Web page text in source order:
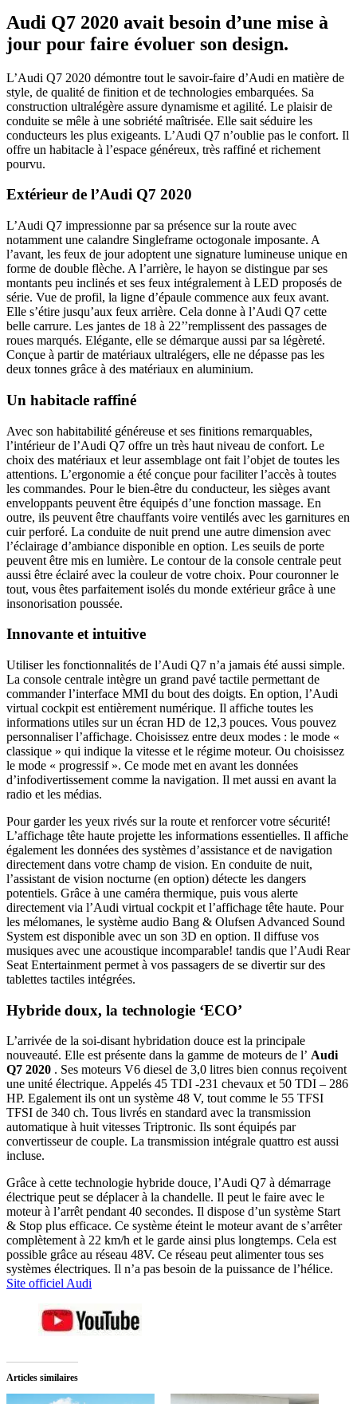
Audi Q7 2020 avait besoin d’une mise à
jour pour faire évoluer son design.
L’Audi Q7 2020 démontre tout le savoir-faire d’Audi en matière de
style, de qualité de finition et de technologies embarquées. Sa
construction ultralégère assure dynamisme et agilité. Le plaisir de
conduite se mêle à une sobriété maîtrisée. Elle sait séduire les
conducteurs les plus exigeants. L’Audi Q7 n’oublie pas le confort. Il
offre un habitacle à l’espace généreux, très raffiné et richement
pourvu.
Extérieur de l’Audi Q7 2020
L’Audi Q7 impressionne par sa présence sur la route avec
notamment une calandre Singleframe octogonale imposante. A
l’avant, les feux de jour adoptent une signature lumineuse unique en
forme de double flèche. A l’arrière, le hayon se distingue par ses
montants peu inclinés et ses feux intégralement à LED proposés de
série. Vue de profil, la ligne d’épaule commence aux feux avant.
Elle s’étire jusqu’aux feux arrière. Cela donne à l’Audi Q7 cette
belle carrure. Les jantes de 18 à 22’’remplissent des passages de
roues marqués. Elégante, elle se démarque aussi par sa légèreté.
Conçue à partir de matériaux ultralégers, elle ne dépasse pas les
deux tonnes grâce à des matériaux en aluminium.
Un habitacle raffiné
Avec son habitabilité généreuse et ses finitions remarquables,
l’intérieur de l’Audi Q7 offre un très haut niveau de confort. Le
choix des matériaux et leur assemblage ont fait l’objet de toutes les
attentions. L’ergonomie a été conçue pour faciliter l’accès à toutes
les commandes. Pour le bien-être du conducteur, les sièges avant
enveloppants peuvent être équipés d’une fonction massage. En
outre, ils peuvent être chauffants voire ventilés avec les garnitures en
cuir perforé. La conduite de nuit prend une autre dimension avec
l’éclairage d’ambiance disponible en option. Les seuils de porte
peuvent être mis en lumière. Le contour de la console centrale peut
aussi être éclairé avec la couleur de votre choix. Pour couronner le
tout, vous êtes parfaitement isolés du monde extérieur grâce à une
insonorisation poussée.
Innovante et intuitive
Utiliser les fonctionnalités de l’Audi Q7 n’a jamais été aussi simple.
La console centrale intègre un grand pavé tactile permettant de
commander l’interface MMI du bout des doigts. En option, l’Audi
virtual cockpit est entièrement numérique. Il affiche toutes les
informations utiles sur un écran HD de 12,3 pouces. Vous pouvez
personnaliser l’affichage. Choisissez entre deux modes : le mode «
classique » qui indique la vitesse et le régime moteur. Ou choisissez
le mode « progressif ». Ce mode met en avant les données
d’infodivertissement comme la navigation. Il met aussi en avant la
radio et les médias.
Pour garder les yeux rivés sur la route et renforcer votre sécurité!
L’affichage tête haute projette les informations essentielles. Il affiche
également les données des systèmes d’assistance et de navigation
directement dans votre champ de vision. En conduite de nuit,
l’assistant de vision nocturne (en option) détecte les dangers
potentiels. Grâce à une caméra thermique, puis vous alerte
directement via l’Audi virtual cockpit et l’affichage tête haute. Pour
les mélomanes, le système audio Bang & Olufsen Advanced Sound
System est disponible avec un son 3D en option. Il diffuse vos
musiques avec une acoustique incomparable! tandis que l’Audi Rear
Seat Entertainment permet à vos passagers de se divertir sur des
tablettes tactiles intégrées.
Hybride doux, la technologie ‘ECO’
L’arrivée de la soi-disant hybridation douce est la principale
nouveauté. Elle est présente dans la gamme de moteurs de l’ Audi
Q7 2020 . Ses moteurs V6 diesel de 3,0 litres bien connus reçoivent
une unité électrique. Appelés 45 TDI -231 chevaux et 50 TDI – 286
HP. Egalement ils ont un système 48 V, tout comme le 55 TFSI
TFSI de 340 ch. Tous livrés en standard avec la transmission
automatique à huit vitesses Triptronic. Ils sont équipés par
convertisseur de couple. La transmission intégrale quattro est aussi
incluse.
Grâce à cette technologie hybride douce, l’Audi Q7 à démarrage
électrique peut se déplacer à la chandelle. Il peut le faire avec le
moteur à l’arrêt pendant 40 secondes. Il dispose d’un système Start
& Stop plus efficace. Ce système éteint le moteur avant de s’arrêter
complètement à 22 km/h et le garde ainsi plus longtemps. Cela est
possible grâce au réseau 48V. Ce réseau peut alimenter tous ses
systèmes électriques. Il n’a pas besoin de la puissance de l’hélice.
Site officiel Audi
Articles similaires